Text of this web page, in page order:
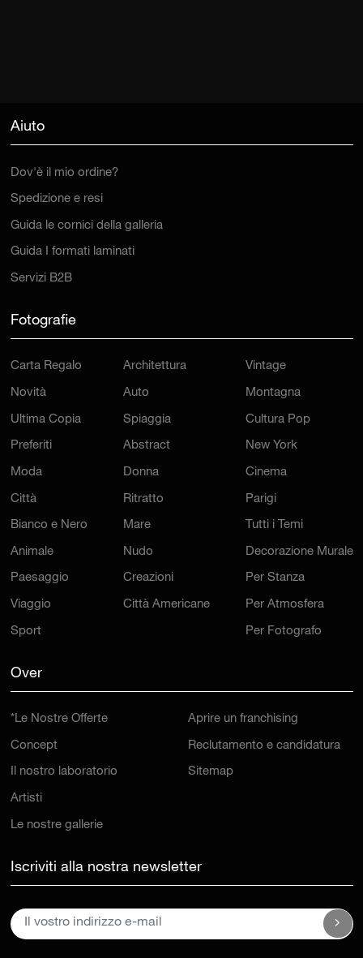
Aiuto
Dov'è il mio ordine?
Spedizione e resi
Guida le cornici della galleria
Guida I formati laminati
Servizi B2B
Fotografie
Carta Regalo
Novità
Ultima Copia
Preferiti
Moda
Città
Bianco e Nero
Animale
Paesaggio
Viaggio
Sport
Architettura
Auto
Spiaggia
Abstract
Donna
Ritratto
Mare
Nudo
Creazioni
Città Americane
Vintage
Montagna
Cultura Pop
New York
Cinema
Parigi
Tutti i Temi
Decorazione Murale
Per Stanza
Per Atmosfera
Per Fotografo
Over
*Le Nostre Offerte
Concept
Il nostro laboratorio
Artisti
Le nostre gallerie
Aprire un franchising
Reclutamento e candidatura
Sitemap
Iscriviti alla nostra newsletter